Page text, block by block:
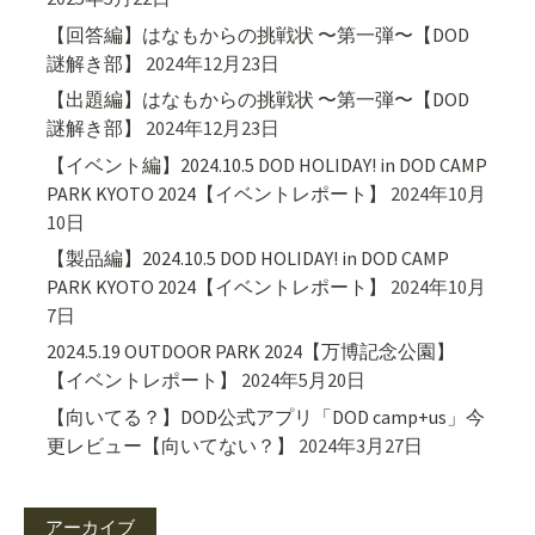
【回答編】はなもからの挑戦状 〜第一弾〜【DOD
謎解き部】
2024年12月23日
【出題編】はなもからの挑戦状 〜第一弾〜【DOD
謎解き部】
2024年12月23日
【イベント編】2024.10.5 DOD HOLIDAY! in DOD CAMP
PARK KYOTO 2024【イベントレポート】
2024年10月
10日
【製品編】2024.10.5 DOD HOLIDAY! in DOD CAMP
PARK KYOTO 2024【イベントレポート】
2024年10月
7日
2024.5.19 OUTDOOR PARK 2024【万博記念公園】
【イベントレポート】
2024年5月20日
【向いてる？】DOD公式アプリ「DOD camp+us」今
更レビュー【向いてない？】
2024年3月27日
アーカイブ